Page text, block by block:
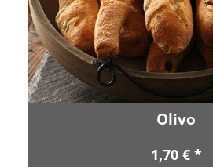
Olivo
1,70 € *